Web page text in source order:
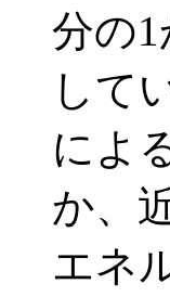
分の
して
によ
か、
エネ